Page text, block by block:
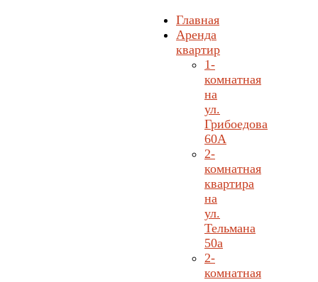
Главная
Аренда
квартир
1-
комнатная
на
ул.
Грибоедова
60А
2-
комнатная
квартира
на
ул.
Тельмана
50а
2-
комнатная